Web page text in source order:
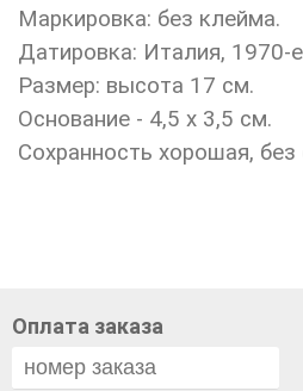
Маркировка: без клейма.
Датировка: Италия, 1970-е
Размер: высота 17 см.
Основание - 4,5 х 3,5 см.
Сохранность хорошая,
Оплата заказа